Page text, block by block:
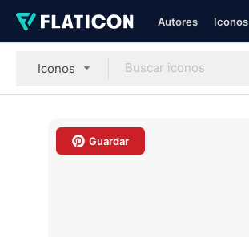
Autores Iconos
Iconos
Guardar